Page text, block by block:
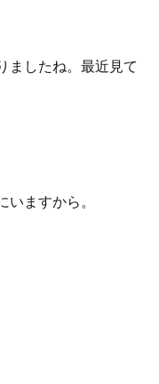
ましたね。最近見て
ますから。